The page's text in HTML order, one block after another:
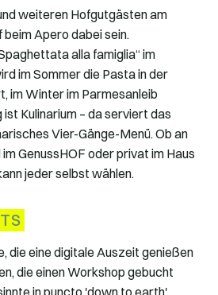
weiteren Hofgutgästen am
beim Apero dabei sein.
alla famiglia“ im
im Sommer die Pasta in der
im Winter im Parmesanleib
Kulinarium – da serviert das
Vier-Gänge-Menü. Ob an
GenussHOF oder privat im Haus
jeder selbst wählen.
die eine digitale Auszeit genießen
die einen Workshop gebucht
in puncto 'down to earth'